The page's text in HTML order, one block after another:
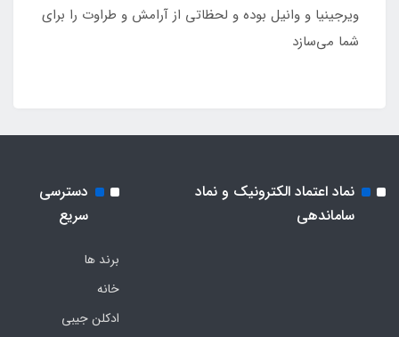
ویرجینیا و وانیل بوده و لحظاتی از آرامش و طراوت را برای
شما می‌سازد
نماد اعتماد الکترونیک و نماد
ساماندهی
دسترسی
سریع
برند ها
خانه
ادکلن جیبی